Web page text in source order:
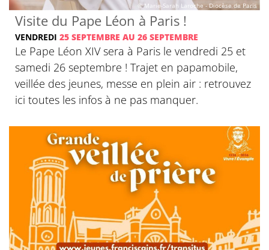
© Marie-Sarah Laroche - Diocèse de Paris
Visite du Pape Léon à Paris !
VENDREDI 25 SEPTEMBRE AU 26 SEPTEMBRE
Le Pape Léon XIV sera à Paris le vendredi 25 et
samedi 26 septembre ! Trajet en papamobile,
veillée des jeunes, messe en plein air : retrouvez
ici toutes les infos à ne pas manquer.